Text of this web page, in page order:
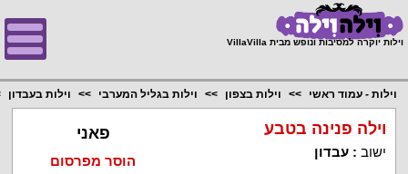
וילות יוקרה למסיבות ונופש מבית VillaVilla
וילות - עמוד ראשי וילות בצפון וילות בגליל המערבי וילות בעבדון
וילה פנינה בטבע
ישוב :עבדון
פאני
הוסר מפרסום